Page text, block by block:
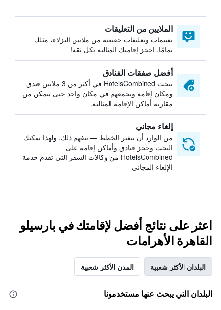
الملايين من التعليقات
تقييمات وتعليقات حقيقية من ملايين النزلاء، مثلك
تمامًا. احجز إقامتك المثالية بكل ثقة!
أفضل صفقات الفنادق
يبحث HotelsCombined في أكثر من 3 ملايين فندق
ومكان إقامة ويجمعهم في مكان واحد حتى تتمكن من
مقارنة أماكن الإقامة المثالية.
إلغاء مجاني
من الوارد أن تتغير الخطط — نتفهم ذلك. ولهذا يمكنك
البحث وحجز فنادق وأماكن إقامة على
HotelsCombined من وكالات السفر التي تقدم خدمة
الإلغاء المجاني
اعثر على نتائج أفضل لإقامتك في بارسيلو
القاهرة الأهرامات
البلدان الأكثر شعبية المدن الأكثر شعبية
البلدان التي يبحث عنها مستخدمونا